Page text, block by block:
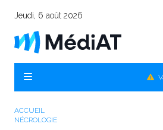
Jeudi, 6 août 2026
ACCUEIL
NÉCROLOGIE